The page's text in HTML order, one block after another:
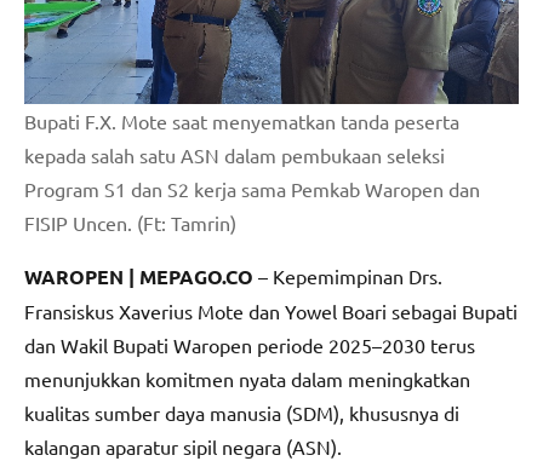
Bupati F.X. Mote saat menyematkan tanda peserta
kepada salah satu ASN dalam pembukaan seleksi
Program S1 dan S2 kerja sama Pemkab Waropen dan
FISIP Uncen. (Ft: Tamrin)
WAROPEN | MEPAGO.CO – Kepemimpinan Drs.
Fransiskus Xaverius Mote dan Yowel Boari sebagai Bupati
dan Wakil Bupati Waropen periode 2025–2030 terus
menunjukkan komitmen nyata dalam meningkatkan
kualitas sumber daya manusia (SDM), khususnya di
kalangan aparatur sipil negara (ASN).